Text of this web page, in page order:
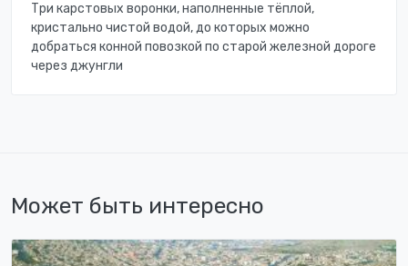
Три карстовых воронки, наполненные тёплой,
кристально чистой водой, до которых можно
добраться конной повозкой по старой железной дороге
через джунгли
Может быть интересно